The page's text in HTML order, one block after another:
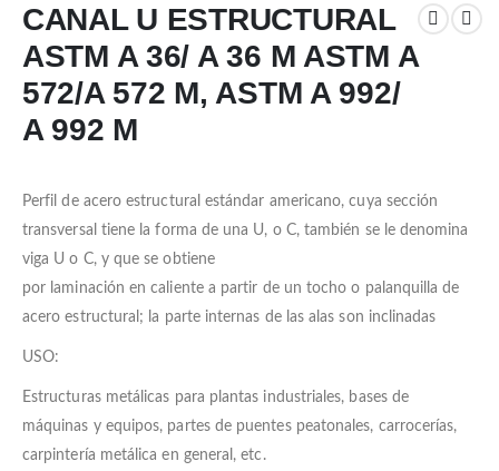
CANAL U ESTRUCTURAL
ASTM A 36/ A 36 M ASTM A
572/A 572 M, ASTM A 992/
A 992 M
Perfil de acero estructural estándar americano, cuya sección
transversal tiene la forma de una U, o C, también se le denomina
viga U o C, y que se obtiene
por laminación en caliente a partir de un tocho o palanquilla de
acero estructural; la parte internas de las alas son inclinadas
USO:
Estructuras metálicas para plantas industriales, bases de
máquinas y equipos, partes de puentes peatonales, carrocerías,
carpintería metálica en general, etc.